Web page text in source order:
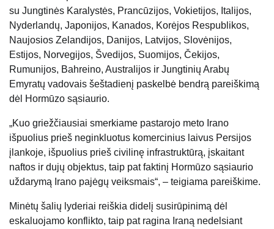
su Jungtinės Karalystės, Prancūzijos, Vokietijos, Italijos,
Nyderlandų, Japonijos, Kanados, Korėjos Respublikos,
Naujosios Zelandijos, Danijos, Latvijos, Slovėnijos,
Estijos, Norvegijos, Švedijos, Suomijos, Čekijos,
Rumunijos, Bahreino, Australijos ir Jungtinių Arabų
Emyratų vadovais šeštadienį paskelbė bendrą pareiškimą
dėl Hormūzo sąsiaurio.
„Kuo griežčiausiai smerkiame pastarojo meto Irano
išpuolius prieš neginkluotus komercinius laivus Persijos
įlankoje, išpuolius prieš civilinę infrastruktūrą, įskaitant
naftos ir dujų objektus, taip pat faktinį Hormūzo sąsiaurio
uždarymą Irano pajėgų veiksmais“, – teigiama pareiškime.
Minėtų šalių lyderiai reiškia didelį susirūpinimą dėl
eskaluojamo konflikto, taip pat ragina Iraną nedelsiant